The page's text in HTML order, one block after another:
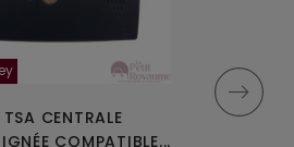
TSA CENTRALE
COMPATIBLE...
Delsey 70 cm,
ROULETTES